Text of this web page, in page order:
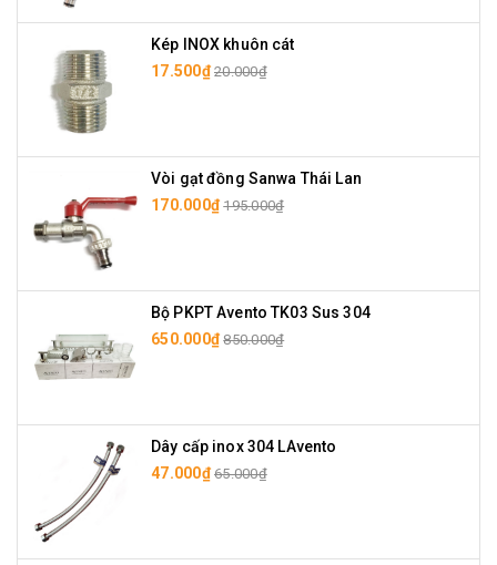
Kép INOX khuôn cát
17.500₫ 20.000₫
Vòi gạt đồng Sanwa Thái Lan
170.000₫ 195.000₫
Bộ PKPT Avento TK03 Sus 304
650.000₫ 850.000₫
Dây cấp inox 304 LAvento
47.000₫ 65.000₫